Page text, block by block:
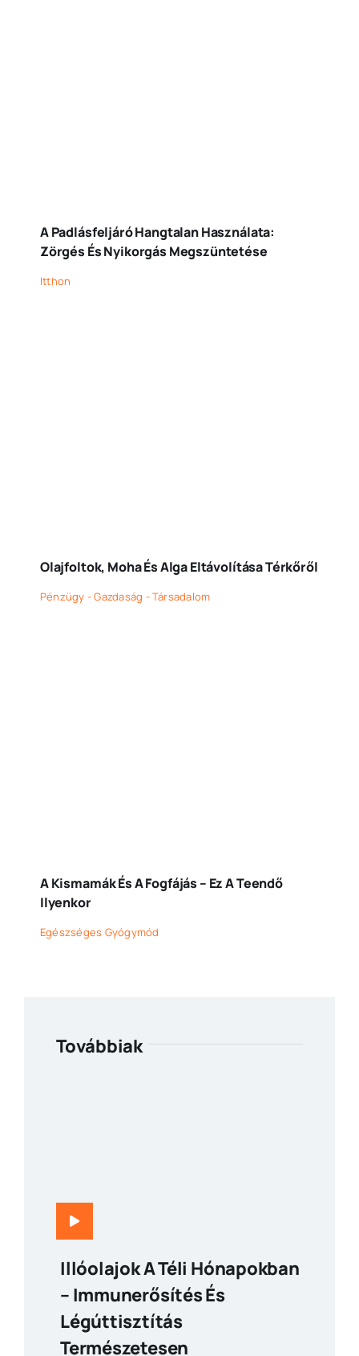
A Padlásfeljáró Hangtalan Használata:
Zörgés És Nyikorgás Megszüntetése
Itthon
Olajfoltok, Moha És Alga Eltávolítása Térkőről
Pénzügy - Gazdaság - Társadalom
A Kismamák És A Fogfájás – Ez A Teendő
Ilyenkor
Egészséges Gyógymód
Továbbiak
Illóolajok A Téli Hónapokban
– Immunerősítés És
Légúttisztítás
Természetesen